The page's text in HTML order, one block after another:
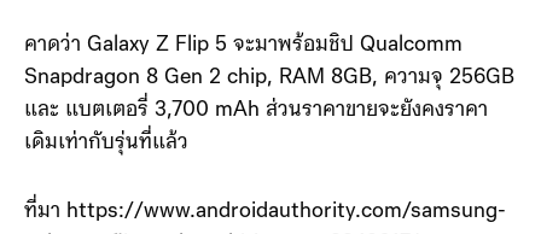
คาดว่า Galaxy Z Flip 5 จะมาพร้อมชิป Qualcomm
Snapdragon 8 Gen 2 chip, RAM 8GB, ความจุ 256GB
และ แบตเตอรี่ 3,700 mAh ส่วนราคาขายจะยังคงราคา
เดิมเท่ากับรุ่นที่แล้ว
ที่มา https://www.androidauthority.com/samsung-